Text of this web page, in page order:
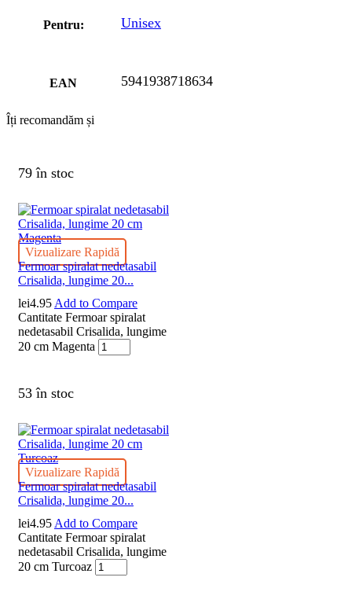
Pentru: Unisex
EAN 5941938718634
Îți recomandăm și
79 în stoc
Vizualizare Rapidă
Fermoar spiralat nedetasabil
Crisalida, lungime 20...
lei4.95Add to Compare
Cantitate Fermoar spiralat
nedetasabil Crisalida, lungime
20 cm Magenta
53 în stoc
Vizualizare Rapidă
Fermoar spiralat nedetasabil
Crisalida, lungime 20...
lei4.95 Add to Compare
Cantitate Fermoar spiralat
nedetasabil Crisalida, lungime
20 cm Turcoaz